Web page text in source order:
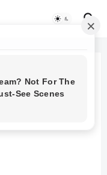
to MP3
dan PC